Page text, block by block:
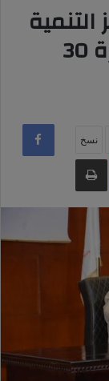
الرياضية بشبرا يحتفل بثورة 30
طباعة